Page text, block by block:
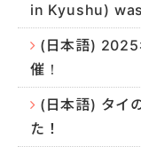
in Kyushu)
(日本語)
催！
(日本語) タイ
た！